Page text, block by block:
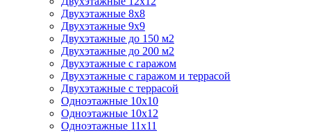
Двухэтажные 8х8
Двухэтажные 9х9
Двухэтажные до 150 м2
Двухэтажные до 200 м2
Двухэтажные с гаражом
Двухэтажные с гаражом и террасой
Двухэтажные с террасой
Одноэтажные 10х10
Одноэтажные 10х12
Одноэтажные 11х11